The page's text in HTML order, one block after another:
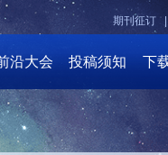
期刊征订 |
沿大会 投稿须知 下